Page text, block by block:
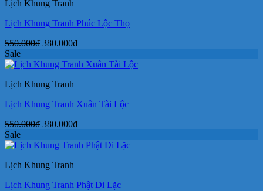
Lịch Khung Tranh
Lịch Khung Tranh Phúc Lộc Thọ
550.000₫ Giá
là:
380.000₫Giá
tại
Sale
Lịch Khung Tranh
Lịch Khung Tranh Xuân Tài Lộc
550.000₫ Giá
là:
380.000₫Giá
tại
Sale
Lịch Khung Tranh
Lịch Khung Tranh Phật Di Lặc